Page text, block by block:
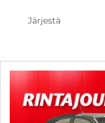
Järjestä